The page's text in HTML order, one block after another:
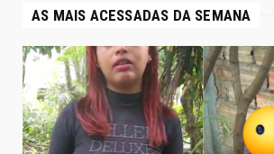
AS MAIS ACESSADAS DA SEMANA